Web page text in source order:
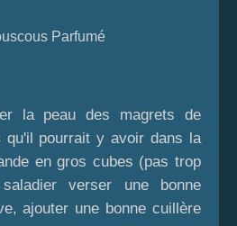
Parfumé
la peau des magrets de
qu'il pourrait y avoir dans la
en gros cubes (pas trop
verser une bonne
ajouter une bonne cuillère